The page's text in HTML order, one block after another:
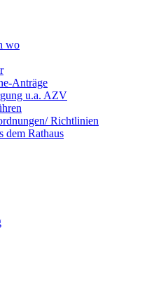
wo
Anträge
u.a. AZV
Richtlinien
dem Rathaus